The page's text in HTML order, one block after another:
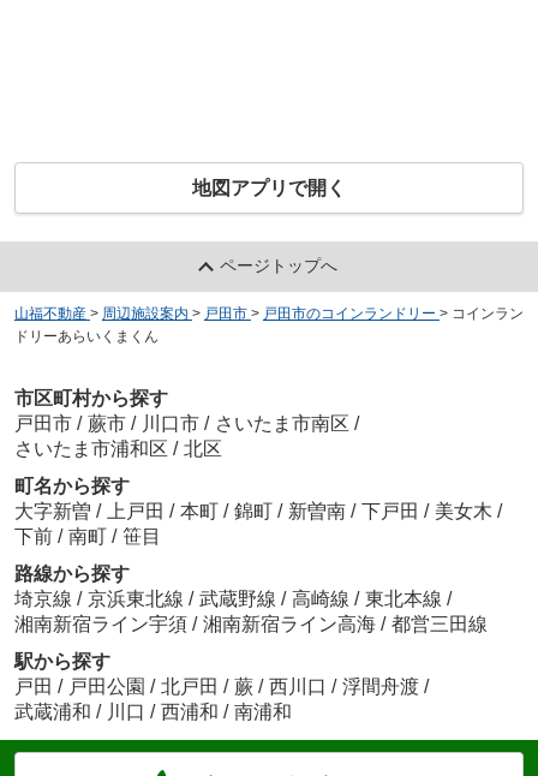
地図アプリで開く
ページトップへ
山福不動産 > 周辺施設案内 > 戸田市 > 戸田市のコインランドリー > コインラン
ドリーあらいくまくん
市区町村から探す
戸田市 / 蕨市 / 川口市 / さいたま市南区 /
さいたま市浦和区 / 北区
町名から探す
大字新曽 / 上戸田 / 本町 / 錦町 / 新曽南 / 下戸田 / 美女木 /
下前 / 南町 / 笹目
路線から探す
埼京線 / 京浜東北線 / 武蔵野線 / 高崎線 / 東北本線 /
湘南新宿ライン宇須 / 湘南新宿ライン高海 / 都営三田線
駅から探す
戸田 / 戸田公園 / 北戸田 / 蕨 / 西川口 / 浮間舟渡 /
武蔵浦和 / 川口 / 西浦和 / 南浦和